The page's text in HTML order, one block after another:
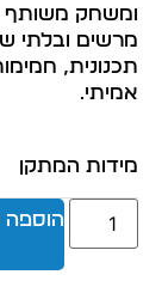
ומשחק משותף
מרשים ובלתי
תכנונית,
אמיתי.
מידות המתקן